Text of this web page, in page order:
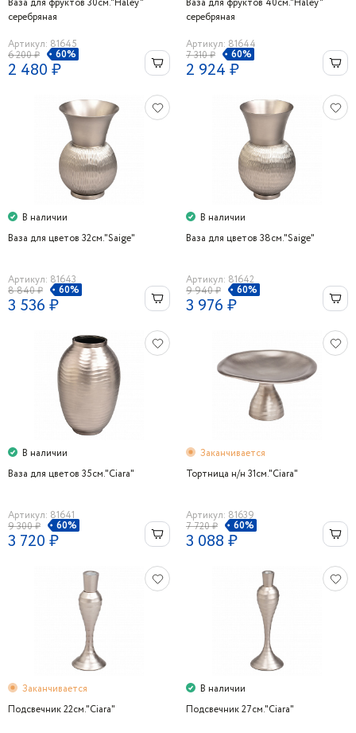
Ваза для фруктов 30см."Haley"
серебряная
Артикул: 81645
6 200 ₽
60%
2 480 ₽
Ваза для фруктов 40см."Haley"
серебряная
Артикул: 81644
7 310 ₽
60%
2 924 ₽
В наличии
Ваза для цветов 32см."Saige"
Артикул: 81643
8 840 ₽
60%
3 536 ₽
В наличии
Ваза для цветов 38см."Saige"
Артикул: 81642
9 940 ₽
60%
3 976 ₽
В наличии
Ваза для цветов 35см."Ciara"
Артикул: 81641
9 300 ₽
60%
3 720 ₽
Заканчивается
Тортница н/н 31см."Ciara"
Артикул: 81639
7 720 ₽
60%
3 088 ₽
Заканчивается
Подсвечник 22см."Ciara"
В наличии
Подсвечник 27см."Ciara"